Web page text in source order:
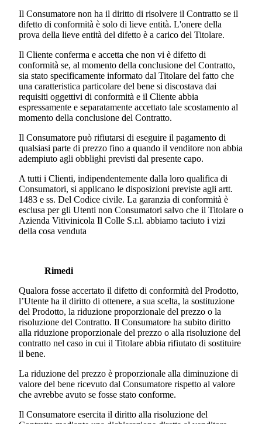
Il Consumatore non ha il diritto di risolvere il Contratto se il
difetto di conformità è solo di lieve entità. L'onere della
prova della lieve entità del difetto è a carico del Titolare.
Il Cliente conferma e accetta che non vi è difetto di
conformità se, al momento della conclusione del Contratto,
sia stato specificamente informato dal Titolare del fatto che
una caratteristica particolare del bene si discostava dai
requisiti oggettivi di conformità e il Cliente abbia
espressamente e separatamente accettato tale scostamento al
momento della conclusione del Contratto.
Il Consumatore può rifiutarsi di eseguire il pagamento di
qualsiasi parte di prezzo fino a quando il venditore non abbia
adempiuto agli obblighi previsti dal presente capo.
A tutti i Clienti, indipendentemente dalla loro qualifica di
Consumatori, si applicano le disposizioni previste agli artt.
1483 e ss. Del Codice civile. La garanzia di conformità è
esclusa per gli Utenti non Consumatori salvo che il Titolare o
Azienda Vitivinicola Il Colle S.r.l. abbiamo taciuto i vizi
della cosa venduta
Rimedi
Qualora fosse accertato il difetto di conformità del Prodotto,
l’Utente ha il diritto di ottenere, a sua scelta, la sostituzione
del Prodotto, la riduzione proporzionale del prezzo o la
risoluzione del Contratto. Il Consumatore ha subito diritto
alla riduzione proporzionale del prezzo o alla risoluzione del
contratto nel caso in cui il Titolare abbia rifiutato di sostituire
il bene.
La riduzione del prezzo è proporzionale alla diminuzione di
valore del bene ricevuto dal Consumatore rispetto al valore
che avrebbe avuto se fosse stato conforme.
Il Consumatore esercita il diritto alla risoluzione del